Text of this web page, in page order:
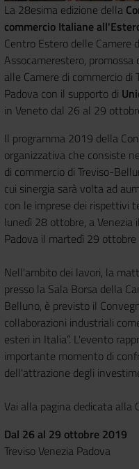
La 28esima edizione della
commercio Italiane
Centro Estero delle Camere
Assocamerestero,
alle Camere di commercio di
Padova con il supporto di
in Veneto dal 26 al 29
Il programma 2019 della
organizzativa che consiste
di commercio di Treviso-
cui sinergia sarà volta ad
con le imprese dei rispettivi
lunedì 28 ottobre, a
Padova il martedì 29 ottobre
Nell'ambito dei lavori, la
presso la Sala Borsa della
Belluno, è previsto il
collaborazioni industriali
esteri in Italia”. L'evento
importante momento di
dell'attrazione degli
Vai alla pagina dedicata alla
Dal 26 al 29 ottobre 2019
Treviso Venezia Padova